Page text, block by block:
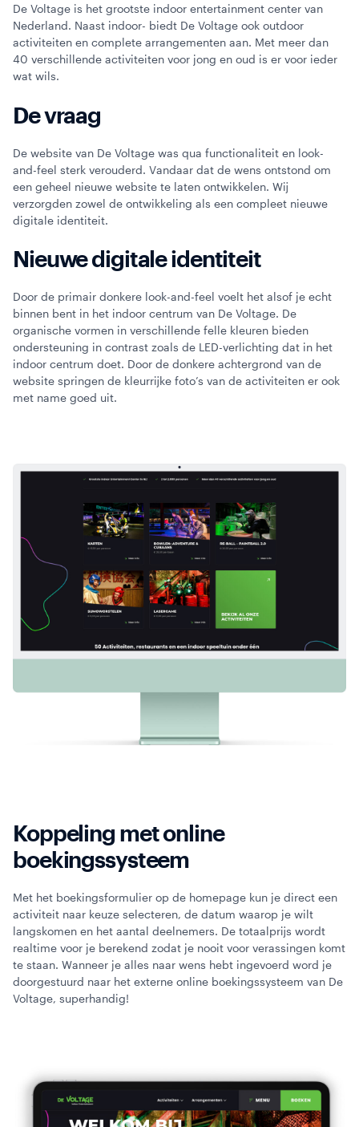
De Voltage is het grootste indoor entertainment center van
Nederland. Naast indoor- biedt De Voltage ook outdoor
activiteiten en complete arrangementen aan. Met meer dan
40 verschillende activiteiten voor jong en oud is er voor ieder
wat wils.
De vraag
De website van De Voltage was qua functionaliteit en look-
and-feel sterk verouderd. Vandaar dat de wens ontstond om
een geheel nieuwe website te laten ontwikkelen. Wij
verzorgden zowel de ontwikkeling als een compleet nieuwe
digitale identiteit.
Nieuwe digitale identiteit
Door de primair donkere look-and-feel voelt het alsof je echt
binnen bent in het indoor centrum van De Voltage. De
organische vormen in verschillende felle kleuren bieden
ondersteuning in contrast zoals de LED-verlichting dat in het
indoor centrum doet. Door de donkere achtergrond van de
website springen de kleurrijke foto’s van de activiteiten er ook
met name goed uit.
Koppeling met online
boekingssysteem
Met het boekingsformulier op de homepage kun je direct een
activiteit naar keuze selecteren, de datum waarop je wilt
langskomen en het aantal deelnemers. De totaalprijs wordt
realtime voor je berekend zodat je nooit voor verassingen komt
te staan. Wanneer je alles naar wens hebt ingevoerd word je
doorgestuurd naar het externe online boekingssysteem van De
Voltage, superhandig!